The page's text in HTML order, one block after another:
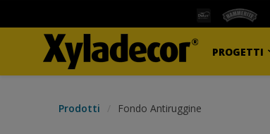
PROGETTI
Prodotti Fondo Antiruggine